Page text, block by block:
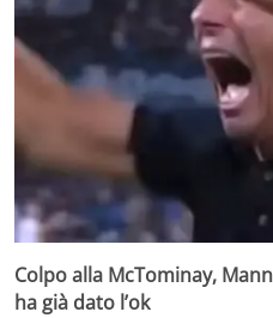
Colpo alla McTominay,
ha già dato l’ok